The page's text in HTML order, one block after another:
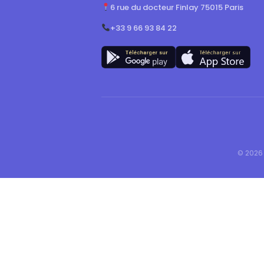
6 rue du docteur Finlay 75015 Paris
+33 9 66 93 84 22
© 2026